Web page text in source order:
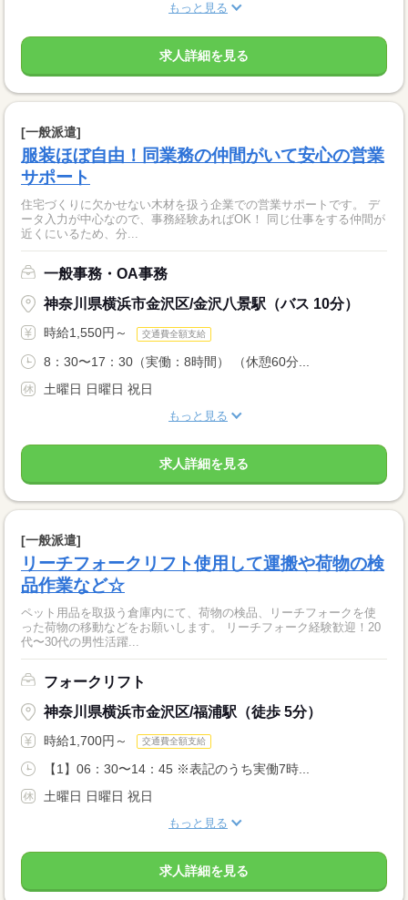
もっと見る
求人詳細を見る
[一般派遣]
服装ほぼ自由！同業務の仲間がいて安心の営業
サポート
住宅づくりに欠かせない木材を扱う企業での営業サポートです。 デ
ータ入力が中心なので、事務経験あればOK！ 同じ仕事をする仲間が
近くにいるため、分...
一般事務・OA事務
神奈川県横浜市金沢区/金沢八景駅（バス 10分）
時給1,550円～ 交通費全額支給
8：30〜17：30（実働：8時間） （休憩60分...
土曜日 日曜日 祝日
もっと見る
求人詳細を見る
[一般派遣]
リーチフォークリフト使用して運搬や荷物の検
品作業など☆
ペット用品を取扱う倉庫内にて、荷物の検品、リーチフォークを使
った荷物の移動などをお願いします。 リーチフォーク経験歓迎！20
代〜30代の男性活躍...
フォークリフト
神奈川県横浜市金沢区/福浦駅（徒歩 5分）
時給1,700円～ 交通費全額支給
【1】06：30〜14：45 ※表記のうち実働7時...
土曜日 日曜日 祝日
もっと見る
求人詳細を見る